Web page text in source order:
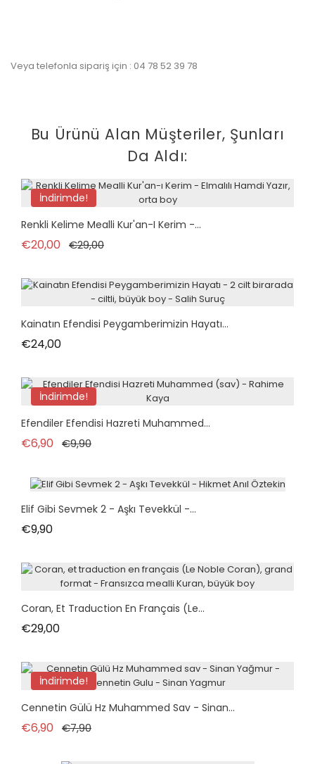
Veya telefonla sipariş için : 04 78 52 39 78
Bu Ürünü Alan Müşteriler, Şunları
Da Aldı:
İndirimde!
tükendi
Renkli Kelime Mealli Kur'an-I Kerim -...
€20,00 Normal fiyat
€29,00Fiyat
Kainatın Efendisi Peygamberimizin Hayatı...
€24,00Fiyat
İndirimde!
tükendi
Efendiler Efendisi Hazreti Muhammed...
€6,90 Normal fiyat
€9,90Fiyat
Elif Gibi Sevmek 2 - Aşkı Tevekkül -...
€9,90Fiyat
Coran, Et Traduction En Français (Le...
€29,00Fiyat
İndirimde!
tükendi
Cennetin Gülü Hz Muhammed Sav - Sinan...
€6,90 Normal fiyat
€7,90Fiyat